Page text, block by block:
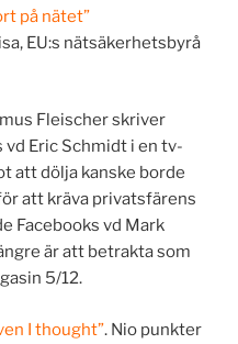
på nätet”
EU:s nätsäkerhetsbyrå
Fleischer skriver
Eric Schmidt i en tv-
att dölja kanske borde
att kräva privatsfärens
Facebooks vd Mark
är att betrakta som
5/12.
I thought”. Nio punkter